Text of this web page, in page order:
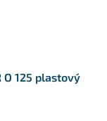
O 125 plastový